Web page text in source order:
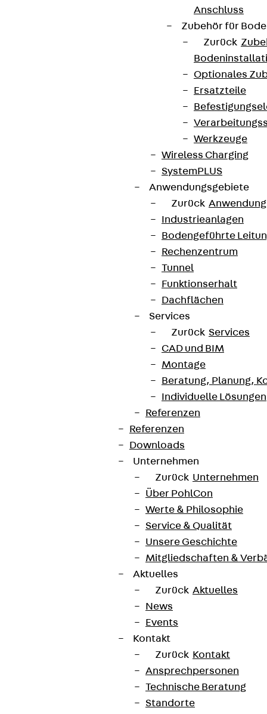
Anschluss
Zubehör für
Zurück
Optionales
Ersatzteile
Werkzeuge
Wireless Charging
SystemPLUS
Anwendungsgebiete
Zurück
Industrieanlagen
Bodengeführte
Rechenzentrum
Tunnel
Funktionserhalt
Dachflächen
Services
Zurück Services
CAD und BIM
Montage
Beratung, Planung,
Individuelle Lösungen
Referenzen
Referenzen
Downloads
Unternehmen
Zurück Unternehmen
Über PohlCon
Werte & Philosophie
Service & Qualität
Unsere Geschichte
Mitgliedschaften &
Aktuelles
Zurück Aktuelles
News
Events
Kontakt
Zurück Kontakt
Ansprechpersonen
Technische Beratung
Standorte